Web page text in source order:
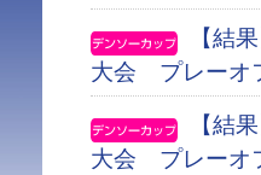
【結
大会 プレーオ
【結
大会 プレーオ